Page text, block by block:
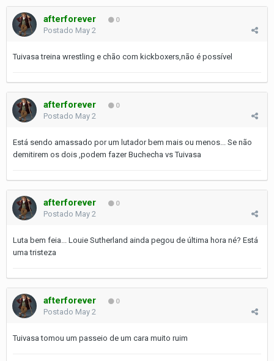
afterforever 0
Postado May 2
Tuivasa treina wrestling e chão com kickboxers,não é possível
afterforever 0
Postado May 2
Está sendo amassado por um lutador bem mais ou menos... Se não
demitirem os dois ,podem fazer Buchecha vs Tuivasa
afterforever 0
Postado May 2
Luta bem feia... Louie Sutherland ainda pegou de última hora né? Está
uma tristeza
afterforever 0
Postado May 2
Tuivasa tomou um passeio de um cara muito ruim